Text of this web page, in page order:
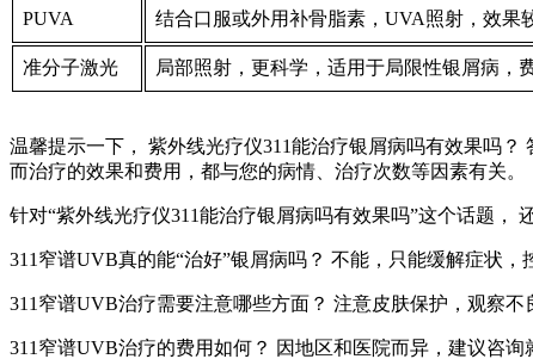
PUVA 结合口服或外用补骨脂素，UVA照射，效果
准分子激光 局部照射，更科学，适用于局限性银屑病，
温馨提示一下， 紫外线光疗仪311能治疗银屑病吗有效果吗
而治疗的效果和费用，都与您的病情、治疗次数等因素有关。
针对“紫外线光疗仪311能治疗银屑病吗有效果吗”这个话题，
311窄谱UVB真的能“治好”银屑病吗？ 不能，只能缓解症状，
311窄谱UVB治疗需要注意哪些方面？ 注意皮肤保护，观察不
311窄谱UVB治疗的费用如何？ 因地区和医院而异，建议咨询